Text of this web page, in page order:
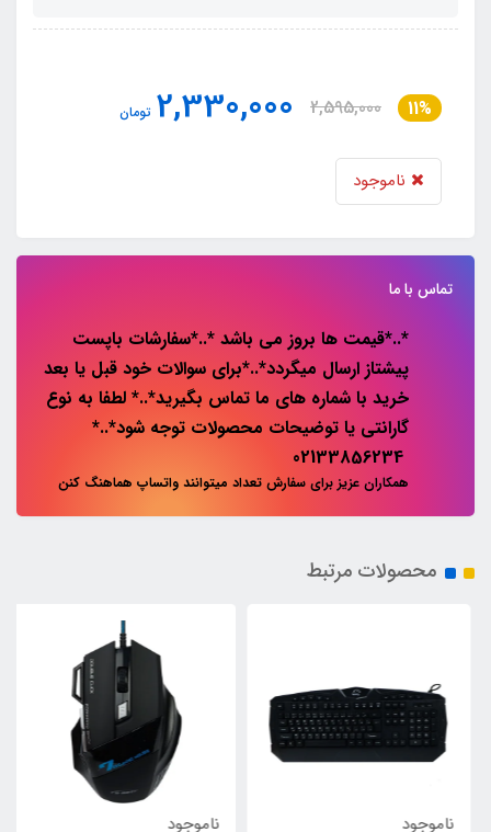
11%
2,595,000
2,330,000 تومان
ناموجود
تماس با ما
*..*قیمت ها بروز می باشد *..*سفارشات باپست
پیشتاز ارسال میگردد*..*برای سوالات خود قبل یا بعد
خرید با شماره های ما تماس بگیرید*..* لطفا به نوع
گارانتی یا توضیحات محصولات توجه شود*..*
همکاران عزیز برای سفارش تعداد میتوانند واتساپ هماهنگ کنن
محصولات مرتبط
ناموجود ناموجود